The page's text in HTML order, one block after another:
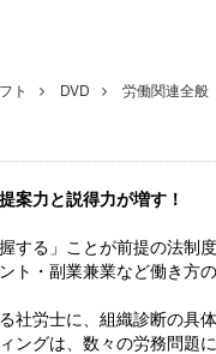
ト DVD 労働関連全般
案力と説得力が増す！
する」ことが前提の法制
ト・副業兼業など働き方
社労士に、組織診断の具
ングは、数々の労務問題
制度移行、特定技
橋本ゼミ】第3ク
ろ
【大注目